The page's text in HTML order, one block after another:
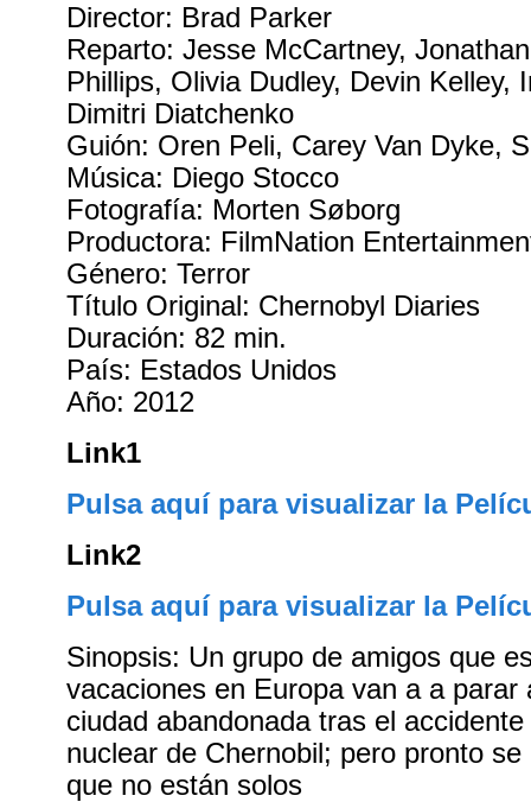
Director: Brad Parker
Reparto: Jesse McCartney,
Phillips, Olivia Dudley, Devin Kelley,
Dimitri Diatchenko
Guión: Oren Peli, Carey Van Dyke,
Música: Diego Stocco
Fotografía: Morten Søborg
Productora: FilmNation
Género: Terror
Título Original: Chernobyl Diaries
Duración: 82 min.
País: Estados Unidos
Año: 2012
Link1
Pulsa aquí para visualizar la
Link2
Pulsa aquí para visualizar la
Sinopsis: Un grupo de amigos que
vacaciones en Europa van a a parar
ciudad abandonada tras el
nuclear de Chernobil; pero pronto
que no están solos